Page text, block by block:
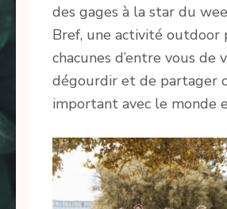
des gages à la star du
Bref, une activité outdoor
chacunes d’entre vous de
dégourdir et de partager
important avec le monde